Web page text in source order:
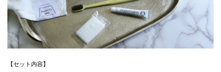
【セット内容】